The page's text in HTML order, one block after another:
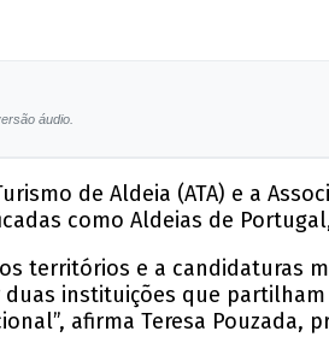
áudio.
de Aldeia (ATA) e a
como Aldeias de
territórios e a candidaturas
instituições que
afirma Teresa Pouzada,